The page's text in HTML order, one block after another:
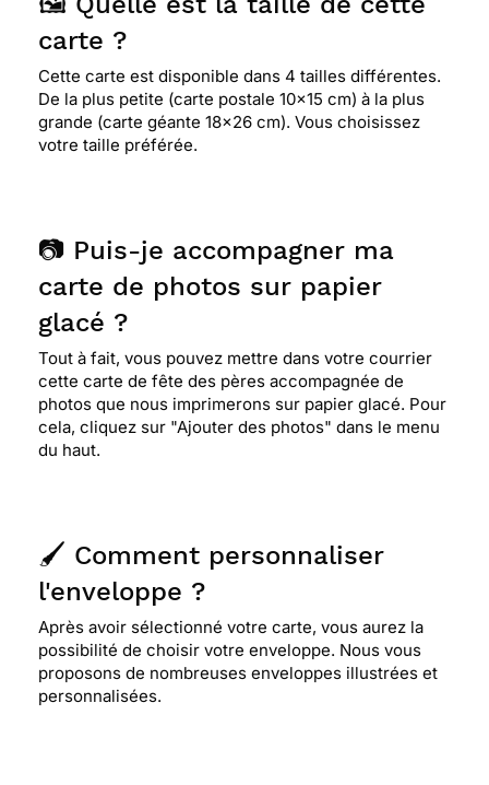
carte ?
Cette carte est disponible dans 4 tailles différentes.
De la plus petite (carte postale 10x15 cm) à la plus
grande (carte géante 18x26 cm). Vous choisissez
votre taille préférée.
📷 Puis-je accompagner ma
carte de photos sur papier
glacé ?
Tout à fait, vous pouvez mettre dans votre courrier
cette carte de fête des pères accompagnée de
photos que nous imprimerons sur papier glacé. Pour
cela, cliquez sur "Ajouter des photos" dans le menu
du haut.
🖌️ Comment personnaliser
l'enveloppe ?
Après avoir sélectionné votre carte, vous aurez la
possibilité de choisir votre enveloppe. Nous vous
proposons de nombreuses enveloppes illustrées et
personnalisées.